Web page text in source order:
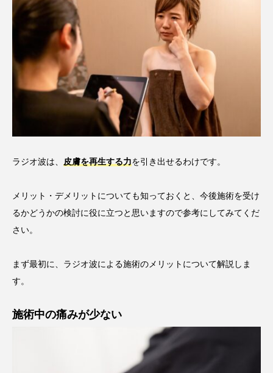
ラジオ波は、 皮膚を再生する力を引き出せるわけです。
メリット・デメリットについても知っておくと、今後施術を受け
るかどうかの検討に役に立つと思いますので参考にしてみてくだ
さい。
まず最初に、ラジオ波による施術のメリットについて解説しま
す。
施術中の痛みが少ない